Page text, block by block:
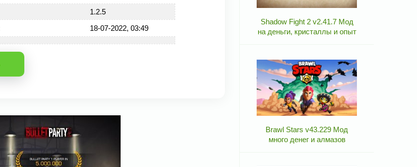
1.2.5
18-07-2022, 03:49
Shadow Fight 2 v2.41.7 Мод
на деньги, кристаллы и опыт
Brawl Stars v43.229 Мод
много денег и алмазов